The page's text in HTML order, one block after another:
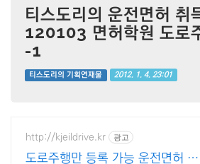
티스도리의 운전면허 취
120103 면허학원 도로
-1
티스도리의 기획연재물 2012. 1. 4. 23:01
http://kjeildrive.kr 광고
도로주행만 등록 가능 운전면허 도